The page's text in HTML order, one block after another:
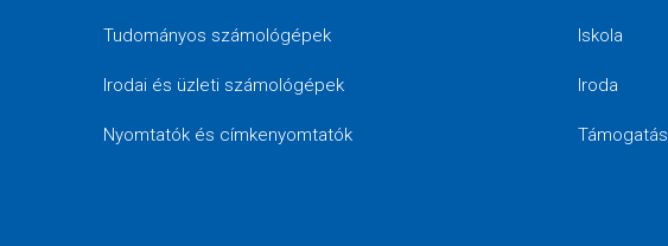
Tudományos számológépek
Irodai és üzleti számológépek
Nyomtatók és címkenyomtatók
Iskola
Iroda
Támogatás